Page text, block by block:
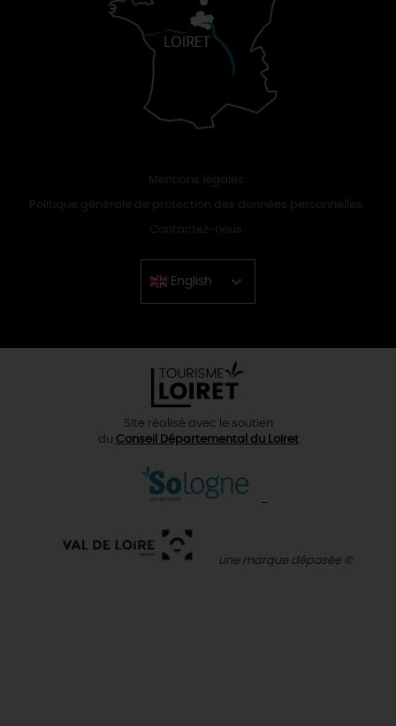
Mentions légales
Politique générale de protection des données personnelles
Contactez-nous
English
Chinese
Site réalisé avec le soutien
du Conseil Départemental du Loiret
une marque déposée ©